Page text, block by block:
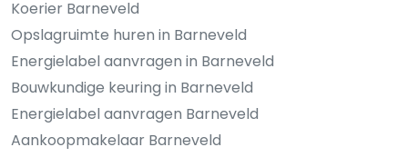
Koerier Barneveld
Opslagruimte huren in Barneveld
Energielabel aanvragen in Barneveld
Bouwkundige keuring in Barneveld
Energielabel aanvragen Barneveld
Aankoopmakelaar Barneveld